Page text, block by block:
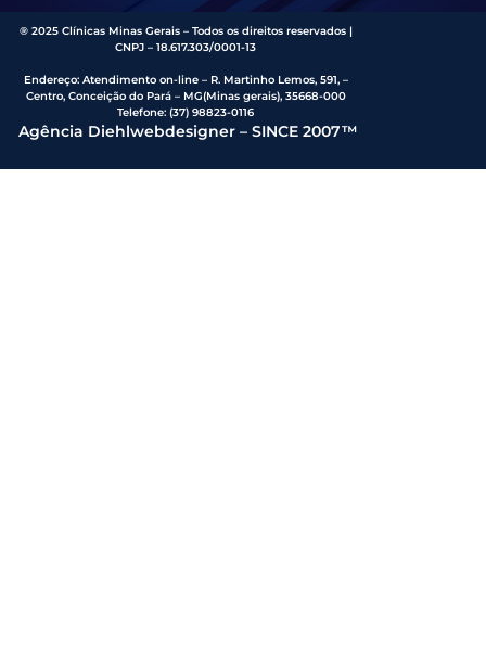
® 2025 Clínicas Minas Gerais – Todos os direitos reservados |
CNPJ – 18.617.303/0001-13
Endereço: Atendimento on-line – R. Martinho Lemos, 591, –
Centro, Conceição do Pará – MG(Minas gerais), 35668-000
Telefone:(37) 98823-0116
Agência Diehlwebdesigner – SINCE 2007™